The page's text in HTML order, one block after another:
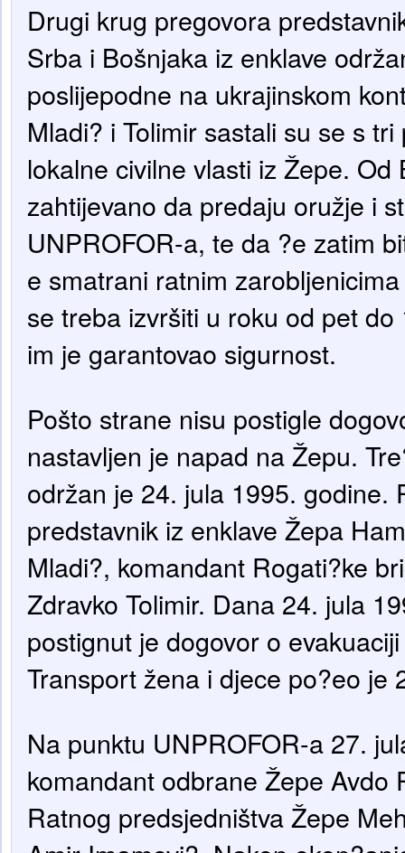
Drugi krug pregovora
Srba i Bošnjaka iz enklave
poslijepodne na ukrajinskom
Mladi? i Tolimir sastali su se s
lokalne civilne vlasti iz Žepe. Od
zahtijevano da predaju oružje i
UNPROFOR-a, te da ?e zatim
e smatrani ratnim
se treba izvršiti u roku od pet
im je garantovao sigurnost.
Pošto strane nisu postigle
nastavljen je napad na Žepu.
održan je 24. jula 1995. godine.
predstavnik iz enklave Žepa
Mladi?, komandant Rogati?ke
Zdravko Tolimir. Dana 24. jula
postignut je dogovor o
Transport žena i djece po?eo je
Na punktu UNPROFOR-a 27.
komandant odbrane Žepe Avdo
Ratnog predsjedništva Žepe